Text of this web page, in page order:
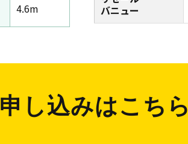
4.6m
バニュー
し込みはこちら